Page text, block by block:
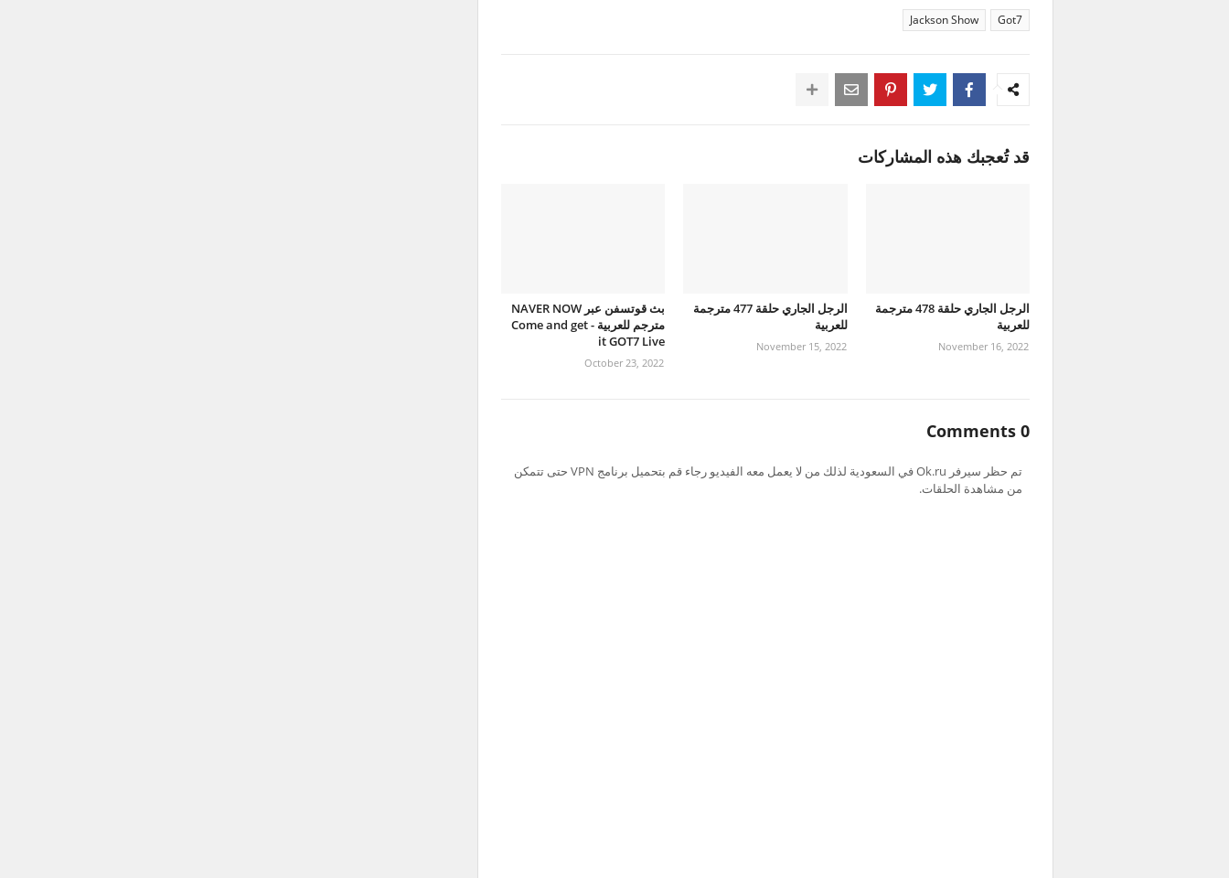
Got7
Jackson Show
قد تُعجبك هذه المشاركات
الرجل الجاري حلقة 478 مترجمة
للعربية
November 16, 2022
الرجل الجاري حلقة 477 مترجمة
للعربية
November 15, 2022
بث قوتسفن عبر NAVER NOW
مترجم للعربية - Come and get
it GOT7 Live
October 23, 2022
0 Comments
تم حظر سيرفر Ok.ru في السعودية لذلك من لا يعمل معه الفيديو رجاء قم بتحميل برنامج VPN حتى تتمكن
من مشاهدة الحلقات.